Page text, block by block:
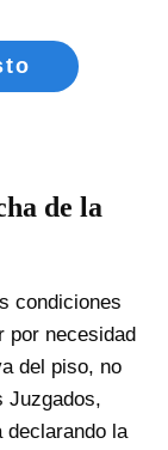
de la
condiciones
por necesidad
del piso, no
Juzgados,
declarando la